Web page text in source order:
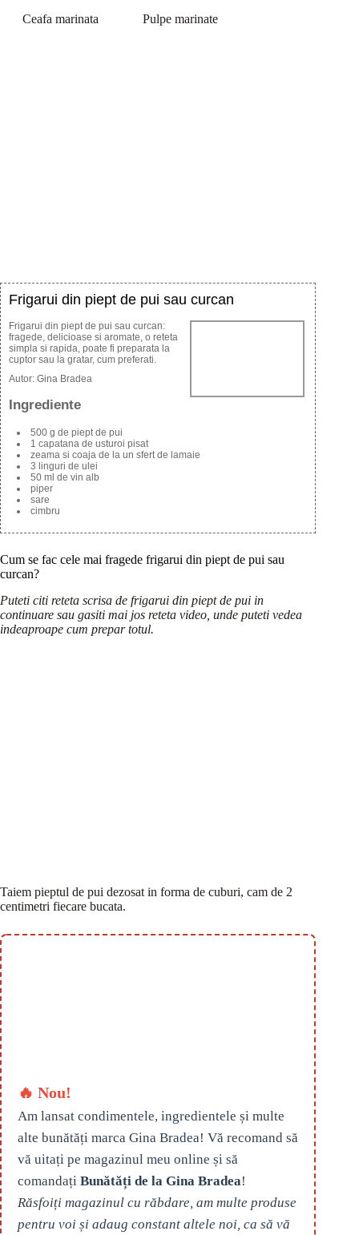
Ceafa marinata Pulpe marinate
Frigarui din piept de pui sau curcan
Frigarui din piept de pui sau curcan:
fragede, delicioase si aromate, o reteta
simpla si rapida, poate fi preparata la
cuptor sau la gratar, cum preferati.
Autor: Gina Bradea
Ingrediente
500 g de piept de pui
1 capatana de usturoi pisat
zeama si coaja de la un sfert de lamaie
3 linguri de ulei
50 ml de vin alb
piper
sare
cimbru
Cum se fac cele mai fragede frigarui din piept de pui sau
curcan?
Puteti citi reteta scrisa de frigarui din piept de pui in
continuare sau gasiti mai jos reteta video, unde puteti vedea
indeaproape cum prepar totul.
Taiem pieptul de pui dezosat in forma de cuburi, cam de 2
centimetri fiecare bucata.
🔥 Nou!
Am lansat condimentele, ingredientele și multe
alte bunătăți marca Gina Bradea! Vă recomand să
vă uitați pe magazinul meu online și să
comandați Bunătăți de la Gina Bradea!
Răsfoiți magazinul cu răbdare, am multe produse
pentru voi și adaug constant altele noi, ca să vă